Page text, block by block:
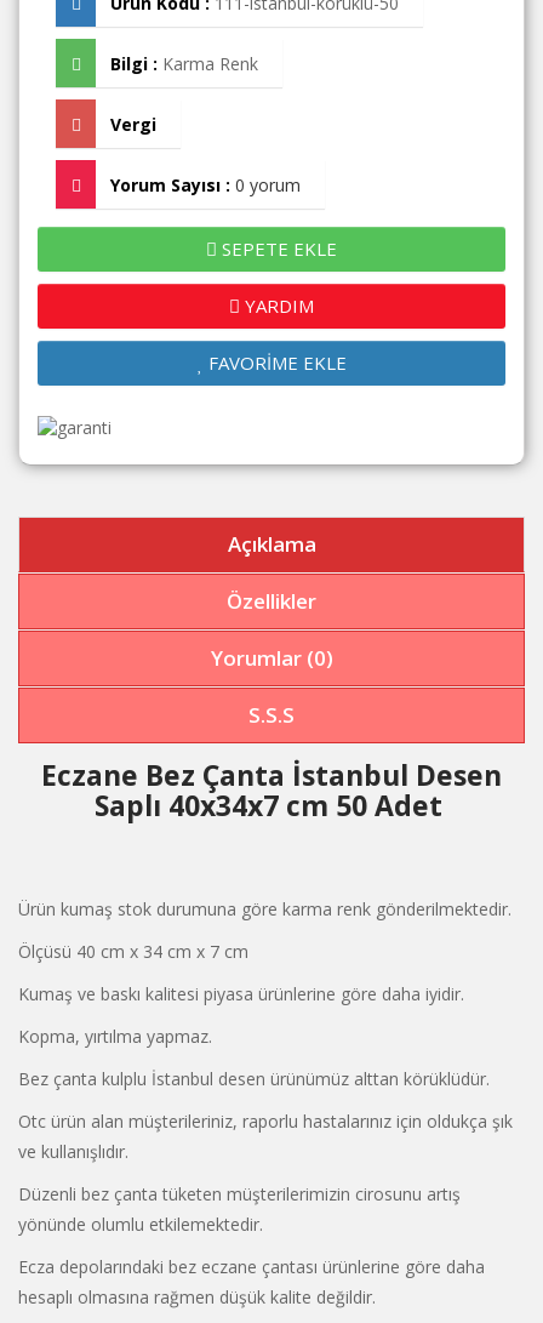
Bilgi : Karma Renk
Vergi
Yorum Sayısı : 0 yorum
SEPETE EKLE
YARDIM
FAVORİME EKLE
Açıklama
Özellikler
Yorumlar (0)
S.S.S
Eczane Bez Çanta İstanbul Desen
Saplı 40x34x7 cm 50 Adet
Ürün kumaş stok durumuna göre karma renk gönderilmektedir.
Ölçüsü 40 cm x 34 cm x 7 cm
Kumaş ve baskı kalitesi piyasa ürünlerine göre daha iyidir.
Kopma, yırtılma yapmaz.
Bez çanta kulplu İstanbul desen ürünümüz alttan körüklüdür.
Otc ürün alan müşterileriniz, raporlu hastalarınız için oldukça şık
ve kullanışlıdır.
Düzenli bez çanta tüketen müşterilerimizin cirosunu artış
yönünde olumlu etkilemektedir.
Ecza depolarındaki bez eczane çantası ürünlerine göre daha
hesaplı olmasına rağmen düşük kalite değildir.